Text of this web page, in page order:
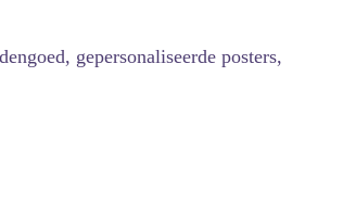
gepersonaliseerde posters,